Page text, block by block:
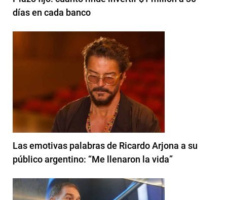
días en cada banco
Las emotivas palabras de Ricardo Arjona a su
público argentino: “Me llenaron la vida”